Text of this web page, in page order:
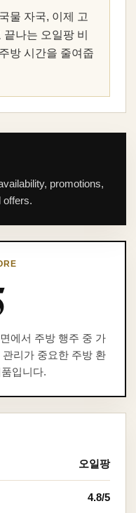
물 자국, 이제 고
나는 오일팡 비
방 시간을 줄여줍
promotions,
offers.
에서 주방 행주 중 가
리가 중요한 주방 환
입니다.
오일팡
4.8/5